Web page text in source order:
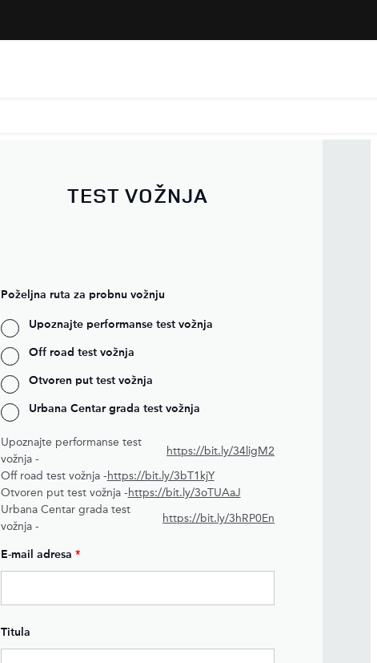
TEST VOŽNJA
Poželjna ruta za probnu vožnju
Upoznajte performanse test vožnja
Off road test vožnja
Otvoren put test vožnja
Urbana Centar grada test vožnja
Upoznajte performanse test
vožnja -
https://bit.ly/34ligM2
Off road test vožnja - https://bit.ly/3bT1kjY
Otvoren put test vožnja - https://bit.ly/3oTUAaJ
Urbana Centar grada test
vožnja -
https://bit.ly/3hRP0En
E-mail adresa *
Titula